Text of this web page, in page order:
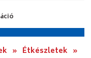
» Étkészletek »